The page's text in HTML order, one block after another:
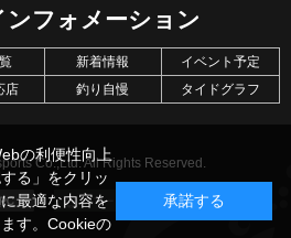
ンフォメーション
新着情報
イベント予定
店 釣り自慢
タイドグラフ
Co.,Ltd. All Rights Reserved.
の利便性向上
る」をクリッ
最適な内容を
す。Cookieの
承諾する